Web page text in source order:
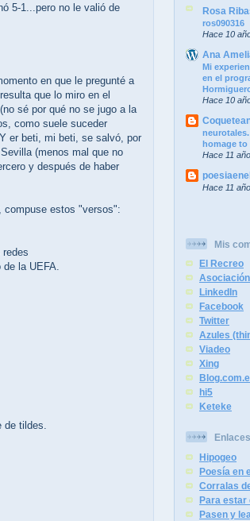
5-1...pero no le valió de
en que le pregunté a
que lo miro en el
sé por qué no se jugo a la
como suele suceder
er beti, mi beti, se salvó, por
(menos mal que no
y después de haber
compuse estos "versos":
la UEFA.
tildes.
Rosa
ros090316
Hace 10
Ana
Mi
en el
Hace 10
homage to
Hace 11
Hace 11
Mis
El Recreo
LinkedIn
Facebook
Twitter
Azules
Viadeo
Xing
hi5
Keteke
Hipogeo
Poesía en
Corralas
Para estar
Pasen y